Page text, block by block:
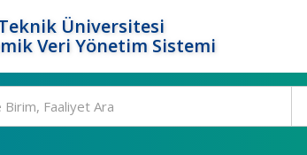
Teknik Üniversitesi
Veri Yönetim Sistemi